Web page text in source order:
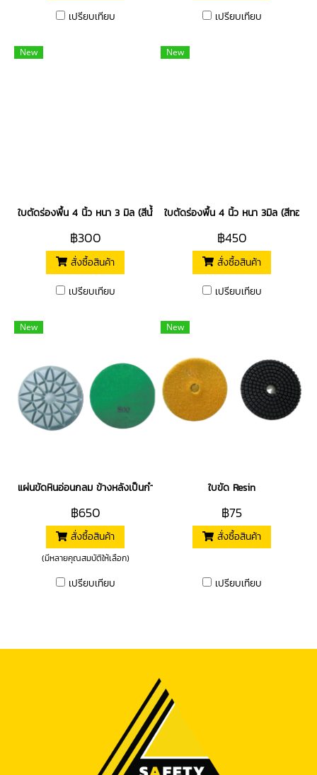
เปรียบเทียบ
เปรียบเทียบ
New
ใบตัดร่องพื้น 4 นิ้ว หนา 3 มิล (สีน้ำเงิน)
฿300
สั่งซื้อสินค้า
เปรียบเทียบ
New
ใบตัดร่องพื้น 4 นิ้ว หนา 3มิล (สีทอง)
฿450
สั่งซื้อสินค้า
เปรียบเทียบ
New
แผ่นขัดหินอ่อนกลม ข้างหลังเป็นกำมะหยี่ไว้ติดตีนตุ๊กแก
฿650
สั่งซื้อสินค้า
(มีหลายคุณสมบัติให้เลือก)
เปรียบเทียบ
New
ใบขัด Resin
฿75
สั่งซื้อสินค้า
เปรียบเทียบ